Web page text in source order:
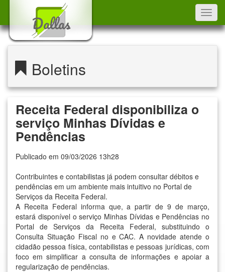
Boletins
Receita Federal disponibiliza o
serviço Minhas Dívidas e
Pendências
Publicado em 09/03/2026 13h28
Contribuintes e contabilistas já podem consultar débitos e
pendências em um ambiente mais intuitivo no Portal de
Serviços da Receita Federal.
A Receita Federal informa que, a partir de 9 de março,
estará disponível o serviço Minhas Dívidas e Pendências no
Portal de Serviços da Receita Federal, substituindo o
Consulta Situação Fiscal no e CAC. A novidade atende o
cidadão pessoa física, contabilistas e pessoas jurídicas, com
foco em simplificar a consulta de informações e apoiar a
regularização de pendências.